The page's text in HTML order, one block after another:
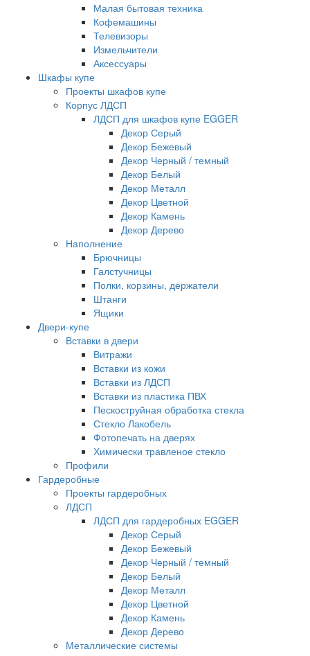
Малая бытовая техника
Кофемашины
Телевизоры
Измельчители
Аксессуары
Шкафы купе
Проекты шкафов купе
Корпус ЛДСП
ЛДСП для шкафов купе EGGER
Декор Серый
Декор Бежевый
Декор Черный / темный
Декор Белый
Декор Металл
Декор Цветной
Декор Камень
Декор Дерево
Наполнение
Брючницы
Галстучницы
Полки, корзины, держатели
Штанги
Ящики
Двери-купе
Вставки в двери
Витражи
Вставки из кожи
Вставки из ЛДСП
Вставки из пластика ПВХ
Пескоструйная обработка стекла
Стекло Лакобель
Фотопечать на дверях
Химически травленое стекло
Профили
Гардеробные
Проекты гардеробных
ЛДСП
ЛДСП для гардеробных EGGER
Декор Серый
Декор Бежевый
Декор Черный / темный
Декор Белый
Декор Металл
Декор Цветной
Декор Камень
Декор Дерево
Металлические системы